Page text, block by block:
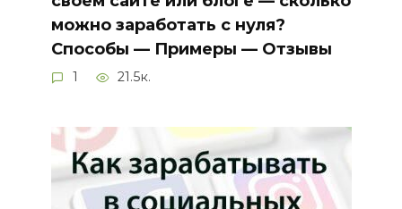
можно заработать с нуля?
Способы — Примеры — Отзывы
1 21.5к.